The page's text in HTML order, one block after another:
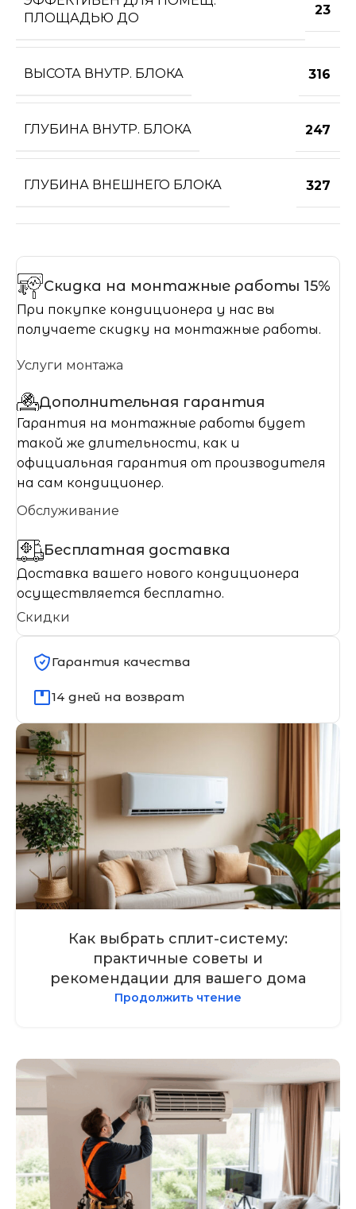
ПЛОЩАДЬЮ ДО
23
ВЫСОТА ВНУТР. БЛОКА 316
ГЛУБИНА ВНУТР. БЛОКА 247
ГЛУБИНА ВНЕШНЕГО БЛОКА 327
Скидка на монтажные работы 15%
При покупке кондиционера у нас вы
получаете скидку на монтажные работы.
Услуги монтажа
Дополнительная гарантия
Гарантия на монтажные работы будет
такой же длительности, как и
официальная гарантия от производителя
на сам кондиционер.
Обслуживание
Бесплатная доставка
Доставка вашего нового кондиционера
осуществляется бесплатно.
Скидки
Гарантия качества
14 дней на возврат
Как выбрать сплит-систему:
практичные советы и
рекомендации для вашего дома
Продолжить чтение